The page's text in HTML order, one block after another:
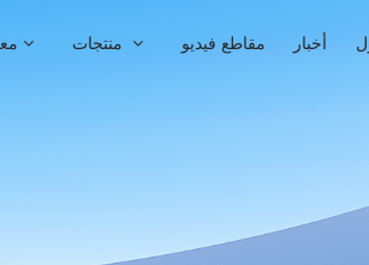
مقاطع فيديو أخبار